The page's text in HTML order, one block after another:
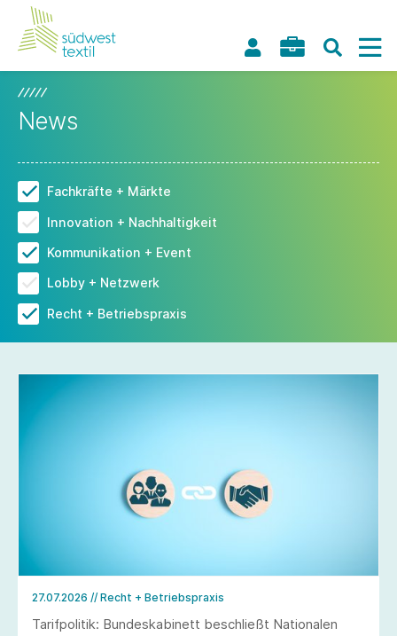
News
Fachkräfte + Märkte
Innovation + Nachhaltigkeit
Kommunikation + Event
Lobby + Netzwerk
Recht + Betriebspraxis
27.07.2026 // Recht + Betriebspraxis
Tarifpolitik: Bundeskabinett beschließt Nationalen